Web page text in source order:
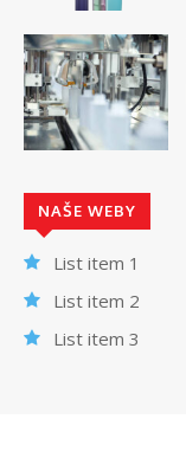
NAŠE WEBY
List item 1
List item 2
List item 3